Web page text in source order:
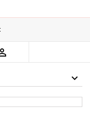
×
add_circle_outlineCreate new list
×
((createText))
×
in your
((loginText))